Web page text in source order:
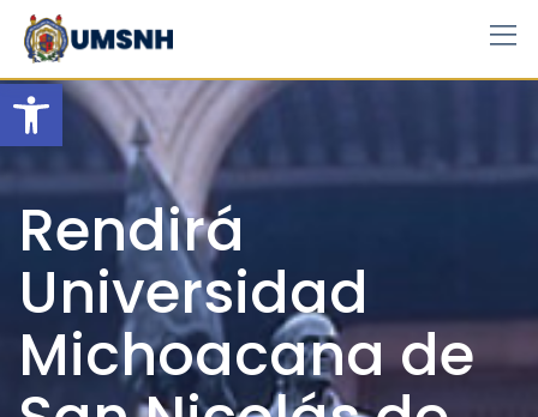
Open toolbar
Skip
content
Rendirá
Universidad
Michoacana de